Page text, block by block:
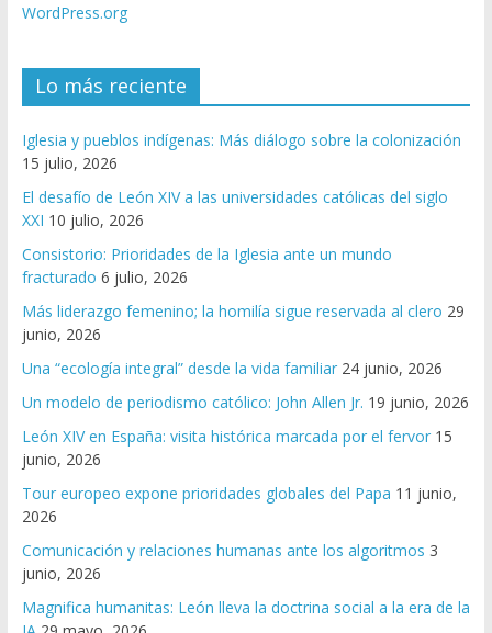
WordPress.org
Lo más reciente
Iglesia y pueblos indígenas: Más diálogo sobre la colonización
15 julio, 2026
El desafío de León XIV a las universidades católicas del siglo
XXI 10 julio, 2026
Consistorio: Prioridades de la Iglesia ante un mundo
fracturado 6 julio, 2026
Más liderazgo femenino; la homilía sigue reservada al clero 29
junio, 2026
Una “ecología integral” desde la vida familiar 24 junio, 2026
Un modelo de periodismo católico: John Allen Jr. 19 junio, 2026
León XIV en España: visita histórica marcada por el fervor 15
junio, 2026
Tour europeo expone prioridades globales del Papa 11 junio,
2026
Comunicación y relaciones humanas ante los algoritmos 3
junio, 2026
Magnifica humanitas: León lleva la doctrina social a la era de la